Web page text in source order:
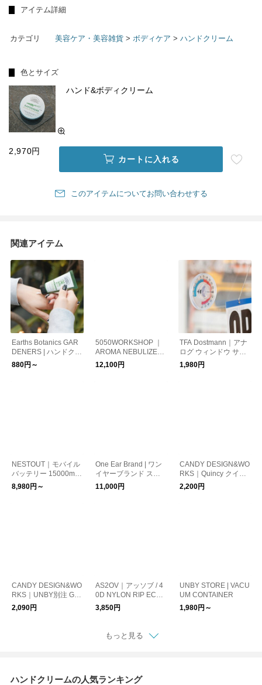
アイテム詳細
カテゴリ 美容ケア・美容雑貨 > ボディケア > ハンドクリーム
色とサイズ
ハンド&ボディクリーム
2,970円
カートに入れる
このアイテムについてお問い合わせする
関連アイテム
Earths Botanics GAR
DENERS | ハンドクリ
ーム
880円～
5050WORKSHOP ｜
AROMA NEBULIZER
アロマネブライザー
12,100円
TFA Dostmann｜アナ
ログ ウィンドウ サー
モメーター（温度計）
1,980円
NESTOUT｜モバイル
バッテリー 15000mA
h
8,980円～
One Ear Brand | ワン
イヤーブランド スカ
ーフ バンダナ 70×70
11,000円
CANDY DESIGN&WO
RKS｜Quincy クイン
シー キーリング
2,200円
CANDY DESIGN&WO
RKS｜UNBY別注 Gor
don ゴードン ブラス
キーホルダー
2,090円
AS2OV｜アッソブ / 4
0D NYLON RIP ECO
BAG L エコバッグ
トートバッグ
3,850円
UNBY STORE | VACU
UM CONTAINER
1,980円～
もっと見る
ハンドクリームの人気ランキング